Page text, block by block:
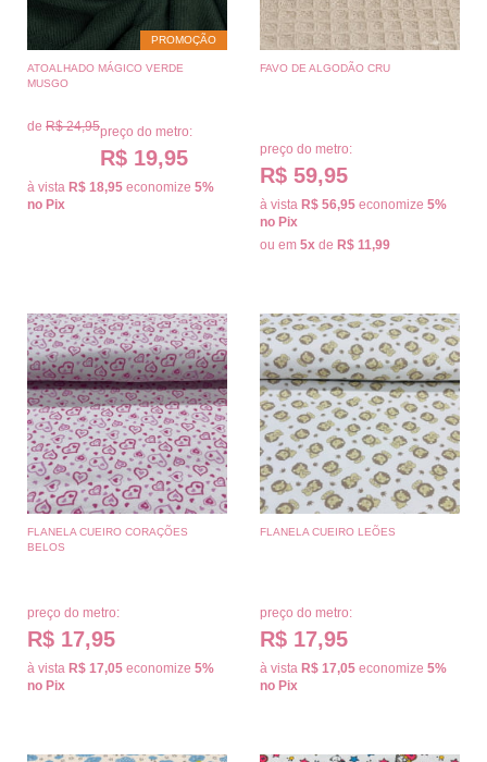
PROMOÇÃO
ATOALHADO MÁGICO VERDE
MUSGO
de R$ 24,95preço do metro:
R$ 19,95
à vista R$ 18,95 economize 5%
no Pix
FAVO DE ALGODÃO CRU
preço do metro:
R$ 59,95
à vista R$ 56,95 economize 5%
no Pix
ou em 5x de R$ 11,99
FLANELA CUEIRO CORAÇÕES
BELOS
preço do metro:
R$ 17,95
à vista R$ 17,05 economize 5%
no Pix
FLANELA CUEIRO LEÕES
preço do metro:
R$ 17,95
à vista R$ 17,05 economize 5%
no Pix